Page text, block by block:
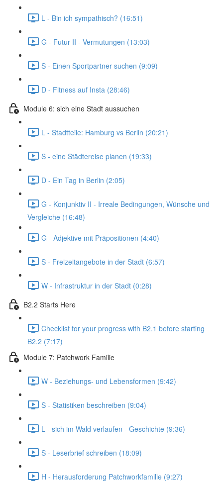
L - Bin ich sympathisch? (16:51)
G - Futur II - Vermutungen (13:03)
S - Einen Sportpartner suchen (9:09)
D - Fitness auf Insta (28:46)
Module 6: sich eine Stadt aussuchen
L - Stadtteile: Hamburg vs Berlin (20:21)
S - eine Städtereise planen (19:33)
D - Ein Tag in Berlin (2:05)
G - Konjunktiv II - Irreale Bedingungen, Wünsche und
Vergleiche (16:48)
G - Adjektive mit Präpositionen (4:40)
S - Freizeitangebote in der Stadt (6:57)
W - Infrastruktur in der Stadt (0:28)
B2.2 Starts Here
Checklist for your progress with B2.1 before starting
B2.2 (7:17)
Module 7: Patchwork Familie
W - Beziehungs- und Lebensformen (9:42)
S - Statistiken beschreiben (9:04)
L - sich im Wald verlaufen - Geschichte (9:36)
S - Leserbrief schreiben (18:09)
H - Herausforderung Patchworkfamilie (9:27)